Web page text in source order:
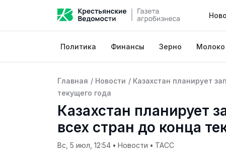
Политика Финансы Зерно Молоко
Главная / Новости / Казахстан планирует
текущего года
Казахстан планирует
всех стран до конца
Вс, 5 июл, 12:54 • Новости • ТАСС